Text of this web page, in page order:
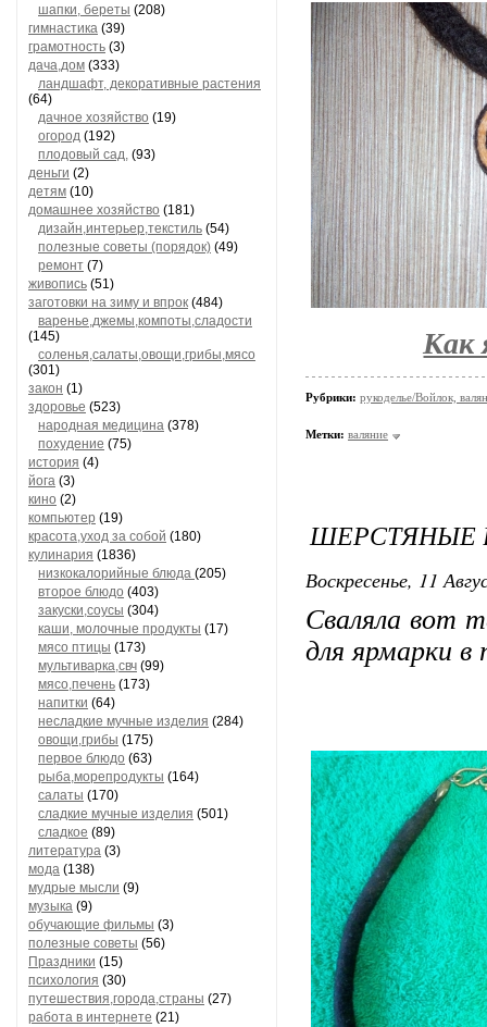
шапки, береты (208)
гимнастика (39)
грамотность (3)
дача,дом (333)
ландшафт, декоративные растения
(64)
дачное хозяйство (19)
огород (192)
плодовый сад, (93)
деньги (2)
детям (10)
домашнее хозяйство (181)
дизайн,интерьер,текстиль (54)
полезные советы (порядок) (49)
ремонт (7)
живопись (51)
заготовки на зиму и впрок (484)
варенье,джемы,компоты,сладости
(145)
соленья,салаты,овощи,грибы,мясо
(301)
закон (1)
здоровье (523)
народная медицина (378)
похудение (75)
история (4)
йога (3)
кино (2)
компьютер (19)
красота,уход за собой (180)
кулинария (1836)
низкокалорийные блюда (205)
второе блюдо (403)
закуски,соусы (304)
каши, молочные продукты (17)
мясо птицы (173)
мультиварка,свч (99)
мясо,печень (173)
напитки (64)
несладкие мучные изделия (284)
овощи,грибы (175)
первое блюдо (63)
рыба,морепродукты (164)
салаты (170)
сладкие мучные изделия (501)
сладкое (89)
литература (3)
мода (138)
мудрые мысли (9)
музыка (9)
обучающие фильмы (3)
полезные советы (56)
Праздники (15)
психология (30)
путешествия,города,страны (27)
работа в интернете (21)
Как
Рубрики: рукоделье/Войлок,
Метки: валяние
ШЕРСТЯНЫЕ
Воскресенье, 11
Сваляла вот
для ярмарки